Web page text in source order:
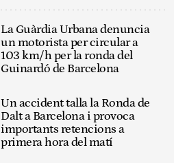
La Guàrdia Urbana denuncia
un motorista per circular a
103 km/h per la ronda del
Guinardó de Barcelona
Un accident talla la Ronda de
Dalt a Barcelona i provoca
importants retencions a
primera hora del matí